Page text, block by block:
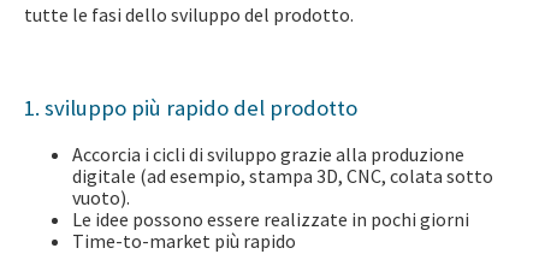
tutte le fasi dello sviluppo del prodotto.
1. sviluppo più rapido del prodotto
Accorcia i cicli di sviluppo grazie alla produzione
digitale (ad esempio, stampa 3D, CNC, colata sotto
vuoto).
Le idee possono essere realizzate in pochi giorni
Time-to-market più rapido